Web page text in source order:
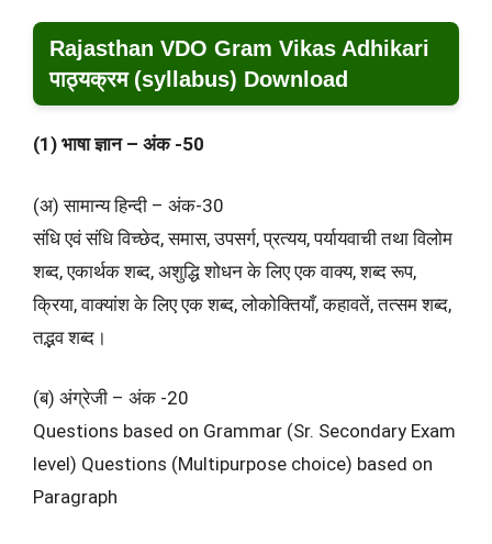
Rajasthan VDO Gram Vikas Adhikari
पाठ्यक्रम (syllabus) Download
(1) भाषा ज्ञान – अंक -50
(अ) सामान्य हिन्दी – अंक-30
संधि एवं संधि विच्छेद, समास, उपसर्ग, प्रत्यय, पर्यायवाची तथा विलोम
शब्द, एकार्थक शब्द, अशुद्धि शोधन के लिए एक वाक्य, शब्द रूप,
क्रिया, वाक्यांश के लिए एक शब्द, लोकोक्तियाँ, कहावतें, तत्सम शब्द,
तद्भव शब्द।
(ब) अंग्रेजी – अंक -20
Questions based on Grammar (Sr. Secondary Exam
level) Questions (Multipurpose choice) based on
Paragraph